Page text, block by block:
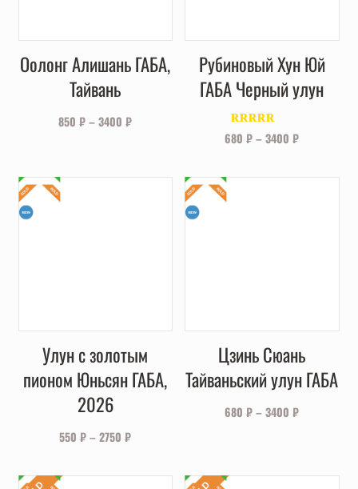
Оолонг Алишань ГАБА,
Тайвань
850₽–3400₽
Рубиновый Хун Юй
ГАБА Черный улун
Оценка
4.00
из 5
680₽–3400₽
Улун с золотым
пионом Юньсян ГАБА,
2026
550₽–2750₽
Цзинь Сюань
Тайваньский улун ГАБА
680₽–3400₽